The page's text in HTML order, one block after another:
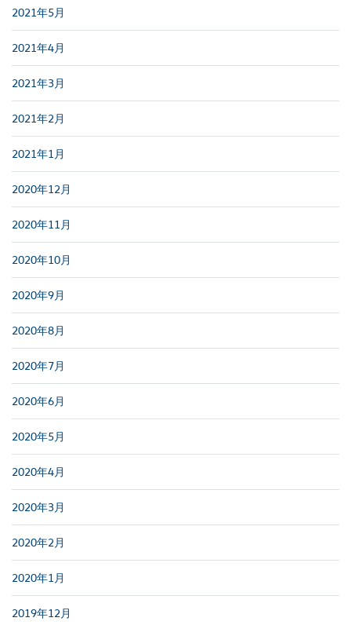
2021年5月
2021年4月
2021年3月
2021年2月
2021年1月
2020年12月
2020年11月
2020年10月
2020年9月
2020年8月
2020年7月
2020年6月
2020年5月
2020年4月
2020年3月
2020年2月
2020年1月
2019年12月